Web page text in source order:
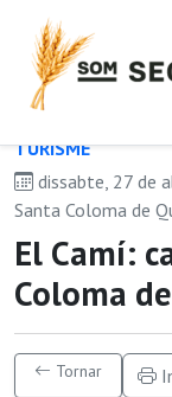
TURISME
dissabte, 27 de
Santa Coloma de
El Camí:
Coloma
Tornar